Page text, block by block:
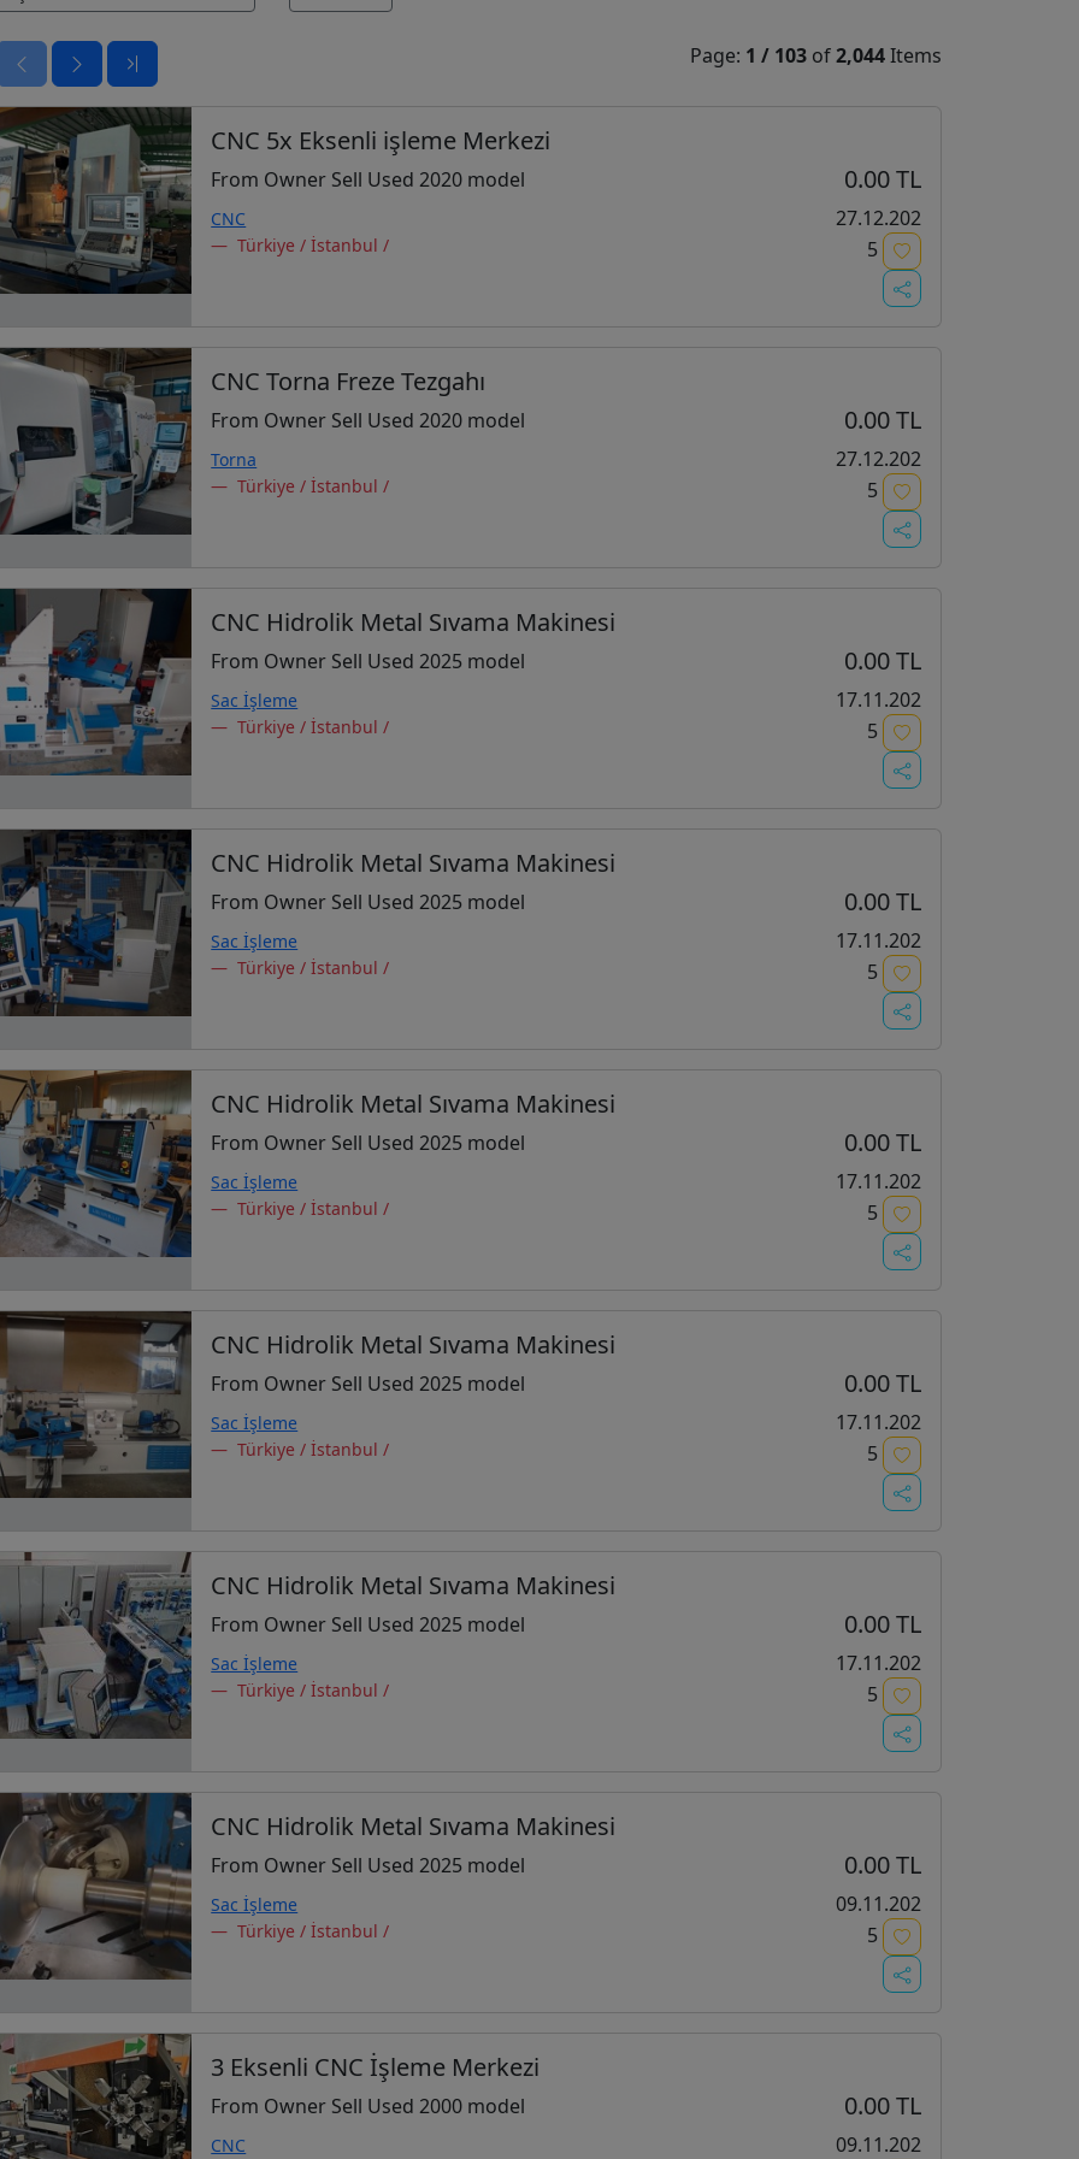
Page: 1 / 103 of2,044Items
CNC 5x Eksenli işleme Merkezi
From Owner Sell Used 2020 model 0.00 TL
CNC
Türkiye / İstanbul /
27.12.202
5
CNC Torna Freze Tezgahı
From Owner Sell Used 2020 model 0.00 TL
Torna
Türkiye / İstanbul /
27.12.202
5
CNC Hidrolik Metal Sıvama Makinesi
From Owner Sell Used 2025 model 0.00 TL
Sac İşleme
Türkiye / İstanbul /
17.11.202
5
CNC Hidrolik Metal Sıvama Makinesi
From Owner Sell Used 2025 model 0.00 TL
Sac İşleme
Türkiye / İstanbul /
17.11.202
5
CNC Hidrolik Metal Sıvama Makinesi
From Owner Sell Used 2025 model 0.00 TL
Sac İşleme
Türkiye / İstanbul /
17.11.202
5
CNC Hidrolik Metal Sıvama Makinesi
From Owner Sell Used 2025 model 0.00 TL
Sac İşleme
Türkiye / İstanbul /
17.11.202
5
CNC Hidrolik Metal Sıvama Makinesi
From Owner Sell Used 2025 model 0.00 TL
Sac İşleme
Türkiye / İstanbul /
17.11.202
5
CNC Hidrolik Metal Sıvama Makinesi
From Owner Sell Used 2025 model 0.00 TL
Sac İşleme
Türkiye / İstanbul /
09.11.202
5
3 Eksenli CNC İşleme Merkezi
From Owner Sell Used 2000 model 0.00 TL
CNC
09.11.202